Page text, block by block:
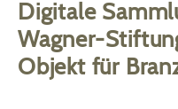
Digitale
Wagner-
Objektfür